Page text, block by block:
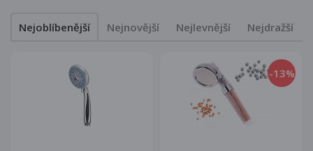
Nejoblíbenější Nejnovější Nejlevnější Nejdražší
-13%